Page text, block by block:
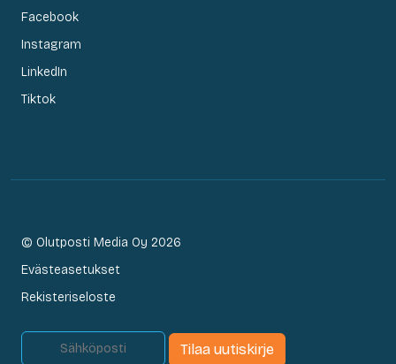
Facebook
Instagram
LinkedIn
Tiktok
© Olutposti Media Oy 2026
Evästeasetukset
Rekisteriseloste
Tilaa uutiskirje